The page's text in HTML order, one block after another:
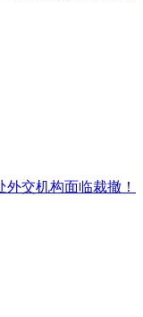
交机构面临裁撤！